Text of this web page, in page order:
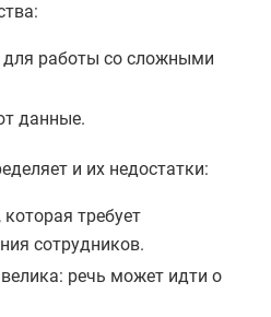
для работы со сложными
данные.
и их недостатки:
требует
сотрудников.
речь может идти о